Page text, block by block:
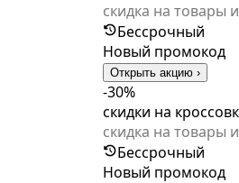
скидка на товары
Бессрочный
Новый промокод
Открыть акцию ›
-30%
скидки на
скидка на товары
Бессрочный
Новый промокод